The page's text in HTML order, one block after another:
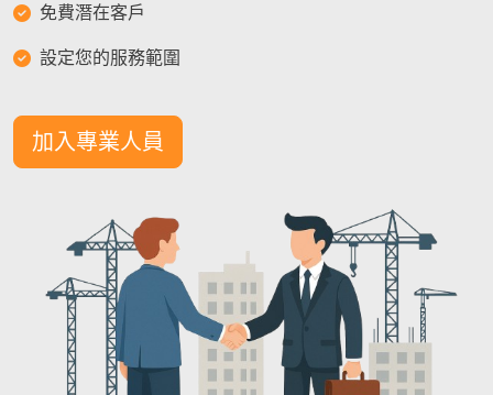
免費潛在客戶
設定您的服務範圍
加入專業人員